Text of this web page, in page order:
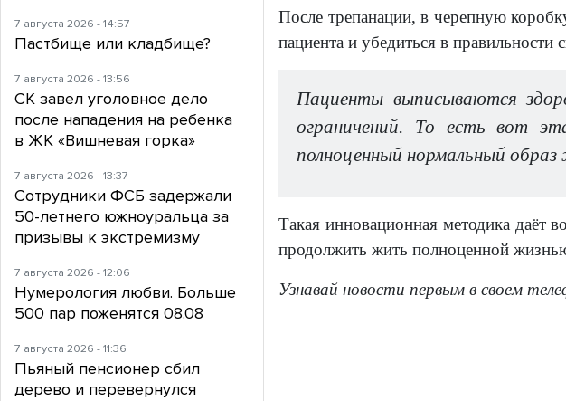
После трепанации, в черепную
пациента и убедиться в правильности
Пациенты выписываются
ограничений. То есть вот
полноценный нормальный
Такая инновационная методика даёт
продолжить жить полноценной
Узнавай новости первым в своем
7 августа 2026 - 14:57
Пастбище или кладбище?
7 августа 2026 - 13:56
СК завел уголовное дело
после нападения на ребенка
в ЖК «Вишневая горка»
7 августа 2026 - 13:37
Сотрудники ФСБ задержали
50-летнего южноуральца за
призывы к экстремизму
7 августа 2026 - 12:06
Нумерология любви. Больше
500 пар поженятся 08.08
7 августа 2026 - 11:36
Пьяный пенсионер сбил
дерево и перевернулся